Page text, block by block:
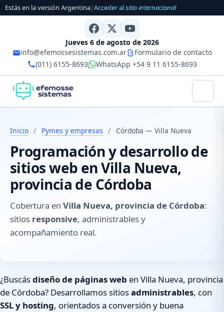
Estás en la versión Argentina|Acceder alsitio internacional
Jueves 6 de agosto de 2026
info@efemossesistemas.com.ar
Formulario de contacto
(011) 6155-8693
WhatsApp +54 9 11 6155-8693
Inicio / Pymes y empresas / Córdoba — Villa Nueva
Programación y desarrollo de
sitios web en Villa Nueva,
provincia de Córdoba
Cobertura en Villa Nueva, provincia de Córdoba:
sitios responsive, administrables y
acompañamiento real.
¿Buscásdiseño de páginas web en Villa Nueva, provincia
de Córdoba? Desarrollamos sitiosadministrables, con
SSL y hosting, orientados a conversión y buena